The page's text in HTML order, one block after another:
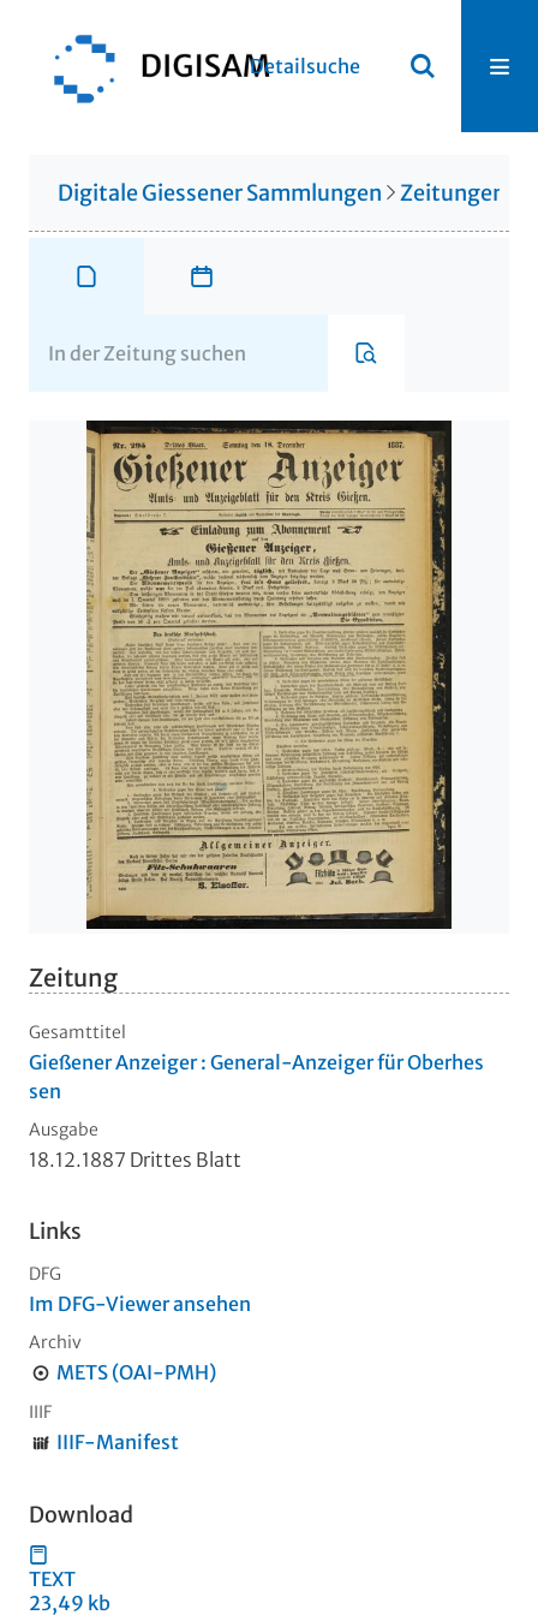
Detailsuche
Digitale Giessener Sammlungen Zeitungen
Zeitung
Gesamttitel
Gießener Anzeiger : General-Anzeiger für Oberhes
sen
Ausgabe
18.12.1887 Drittes Blatt
Links
DFG
Im DFG-Viewer ansehen
Archiv
METS (OAI-PMH)
IIIF
IIIF-Manifest
Download
TEXT
23,49 kb